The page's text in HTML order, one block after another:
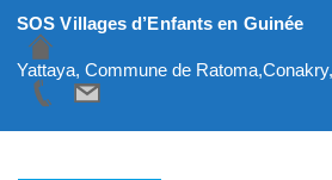
SOS Villages d’Enfants en Guinée
Yattaya, Commune de